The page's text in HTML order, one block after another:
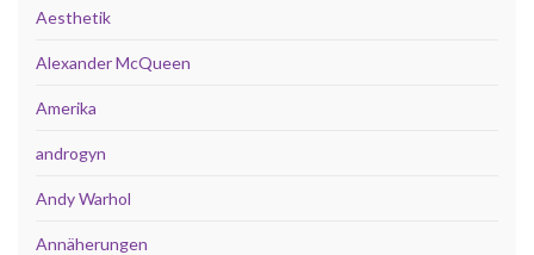
Aesthetik
Alexander McQueen
Amerika
androgyn
Andy Warhol
Annäherungen